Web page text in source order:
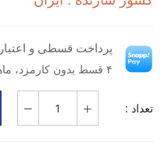
نوع کاربری: ورزشی
نوع مواد: پارچه‌ای
جنس: فلامنت ملانژ
پرداخت قسطی و
۴ قسط بدون کارمزد، ماهانه ۵۴۷٬۵۰۰ تومان
تعداد :